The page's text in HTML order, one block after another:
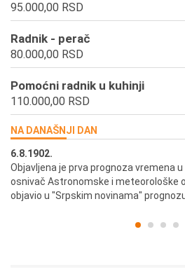
95.000,00 RSD
Radnik - perač
80.000,00 RSD
Pomoćni radnik u kuhinji
110.000,00 RSD
NA DANAŠNJI DAN
6.8.1902.
Objavljena je prva prognoza vremena u
osnivač Astronomske i meteorološke
objavio u "Srpskim novinama"